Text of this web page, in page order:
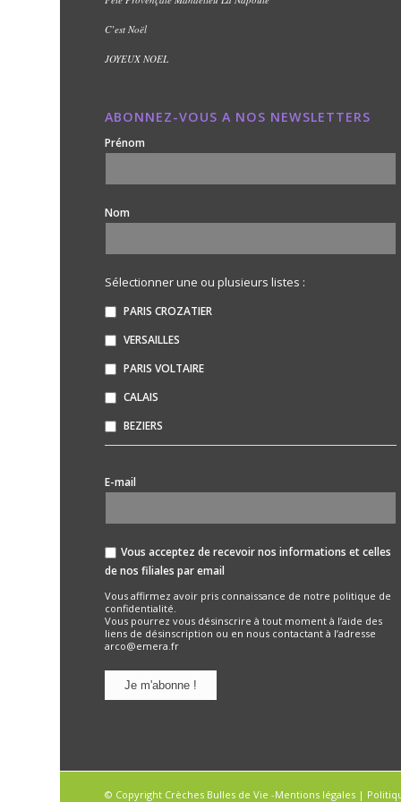
C’est Noël
JOYEUX NOEL
ABONNEZ-VOUS A NOS NEWSLETTERS
Prénom
Nom
Sélectionner une ou plusieurs listes :
PARIS CROZATIER
VERSAILLES
PARIS VOLTAIRE
CALAIS
BEZIERS
E-mail
Vous acceptez de recevoir nos informations et celles
de nos filiales par email
Vous affirmez avoir pris connaissance de notre politique de
confidentialité.
Vous pourrez vous désinscrire à tout moment à l’aide des
liens de désinscription ou en nous contactant à l’adresse
arco@emera.fr
© Copyright Crèches Bulles de Vie -Mentions légales |